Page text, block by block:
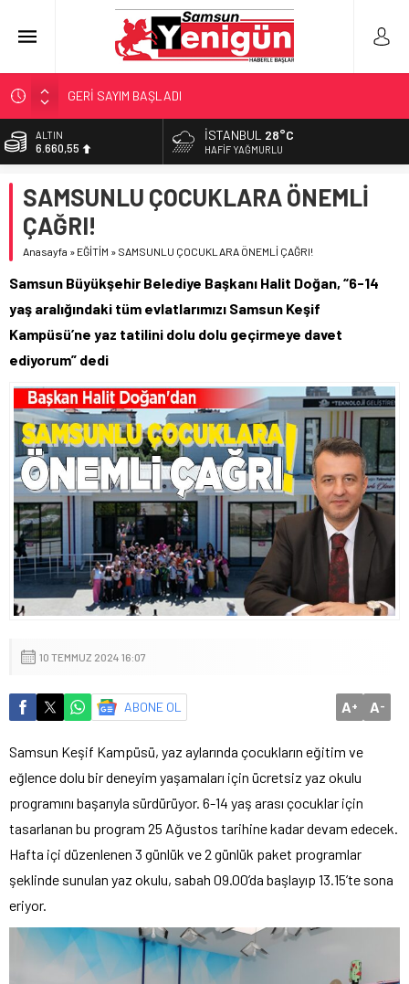
GERİ SAYIM BAŞLADI
SAMSUNSPOR’DA HEDEF 5’İNCİLİK!
‘BAFRA’YA YATIRIM YAPIN!’
YÖNETİCİ SEÇERKEN YAPILAN EN BÜYÜK HATALAR
ALTIN
6.660,55
13.779,39
DOLAR
47,7111
55,1881
İSTANBUL 28°C
HAFIF YAĞMURLU
SAMSUNLU ÇOCUKLARA ÖNEMLİ
ÇAĞRI!
Anasayfa » EĞİTİM » SAMSUNLU ÇOCUKLARA ÖNEMLİ ÇAĞRI!
Samsun Büyükşehir Belediye Başkanı Halit Doğan, “6-14
yaş aralığındaki tüm evlatlarımızı Samsun Keşif
Kampüsü’ne yaz tatilini dolu dolu geçirmeye davet
ediyorum” dedi
10 TEMMUZ 2024 16:07
ABONE OL A+ A-
Samsun Keşif Kampüsü, yaz aylarında çocukların eğitim ve
eğlence dolu bir deneyim yaşamaları için ücretsiz yaz okulu
programını başarıyla sürdürüyor. 6-14 yaş arası çocuklar için
tasarlanan bu program 25 Ağustos tarihine kadar devam edecek.
Hafta içi düzenlenen 3 günlük ve 2 günlük paket programlar
şeklinde sunulan yaz okulu, sabah 09.00’da başlayıp 13.15’te sona
eriyor.